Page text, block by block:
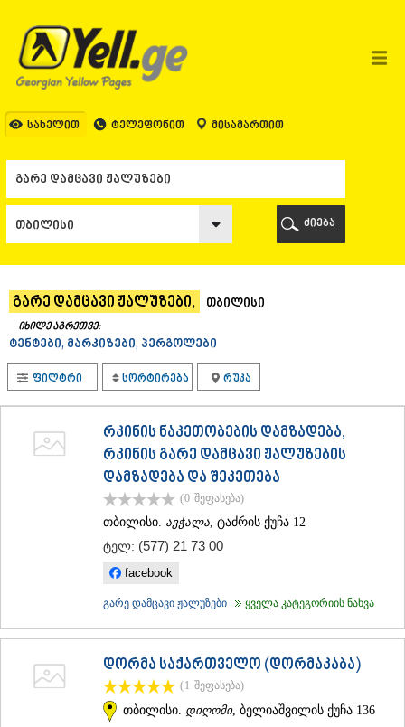
სახელით ტელეფონით მისამართით
ᲗᲑᲘᲚᲘᲡᲘ
ᲗᲑᲘᲚᲘᲡᲘ
ᲐᲤᲮᲐᲖᲔᲗᲘ
ᲒᲐᲚᲘ
ᲑᲐᲗᲣᲛᲘ
ᲥᲝᲑᲣᲚᲔᲗᲘ
ᲨᲣᲐᲮᲔᲕᲘ
ᲩᲐᲥᲕᲘ
ᲝᲖᲣᲠᲒᲔᲗᲘ
ᲩᲝᲮᲐᲢᲐᲣᲠᲘ
ᲣᲠᲔᲙᲘ
ᲘᲛᲔᲠᲔᲗᲘ
ᲑᲐᲦᲓᲐᲗᲘ
ᲕᲐᲜᲘ
ᲡᲐᲛᲢᲠᲔᲓᲘᲐ
ᲡᲐᲩᲮᲔᲠᲔ
ᲓᲔᲓᲝᲤᲚᲘᲡᲬᲧᲐᲠᲝ
ᲚᲐᲒᲝᲓᲔᲮᲘ
ძიება
გარე დამცავი ჟალუზები, თბილისი
იხილე აგრეთვე:
ტენტები, მარკიზები, პერგოლები
ფილტრი სორტირება რუკა
რკინის ნაკეთობების დამზადება,
რკინის გარე დამცავი ჟალუზების
დამზადება და შეკეთება
(0 შეფასება)
თბილისი. ავჭალა, ტაძრის ქუჩა 12
ტელ: (577) 21 73 00
facebook
გარე დამცავი ჟალუზები ყველა კატეგორიის ნახვა
დორმა საქართველო (დორმაკაბა)
(1 შეფასება)
თბილისი. დიღომი, ბელიაშვილის ქუჩა 136